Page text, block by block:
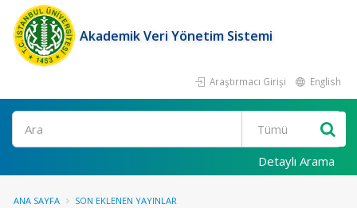
Akademik Veri Yönetim Sistemi
Araştırmacı Girişi English
Ara
Detaylı Arama
ANA SAYFA SON EKLENEN YAYINLAR